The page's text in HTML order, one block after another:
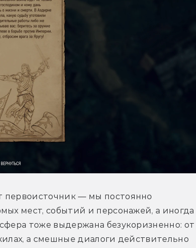
первоисточник — мы постоянно
мест, событий и персонажей, а иногда
тоже выдержана безукоризненно: от
а смешные диалоги действительно